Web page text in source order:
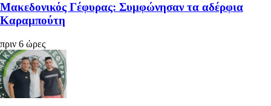
Μακεδονικός Γέφυρας: Συμφώνησαν τα αδέρφια
Καραμπούτη
πριν 6 ώρες